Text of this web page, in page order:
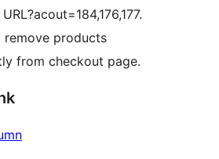
remove products
from checkout page.